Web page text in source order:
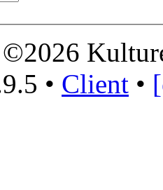
• Client •